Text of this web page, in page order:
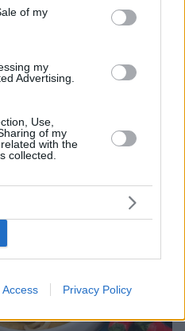
of my
my
Advertising.
Use,
of my
with the
collected.
Access Privacy Policy
και όχι μόνο
που αγαπάμε πολύ
γιατί μας φέρνει
ύλες, που
στις συνταγές μας:
μανιτάρια,
από αυτές.